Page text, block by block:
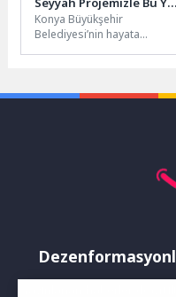
25.920 Öğrencimizi Daha
İstanbul ile
Buluşturacağız’
Konya Büyükşehir
Belediyesi’nin hayata
Sınıf öğrencilerine...
Yayınlanan haberler